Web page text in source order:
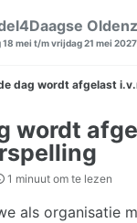
18 mei t/m vrijdag 21 mei 2027
dag wordt afgelast
wordt
1 minuut om te lezen
als organisatie